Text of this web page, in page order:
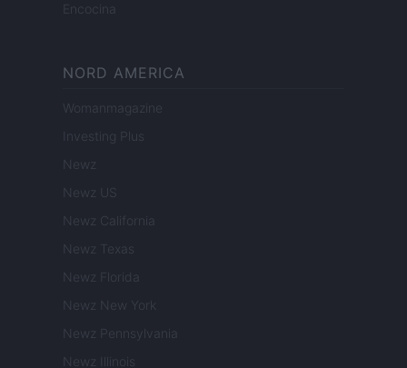
Encocina
NORD AMERICA
Womanmagazine
Investing Plus
Newz
Newz US
Newz California
Newz Texas
Newz Florida
Newz New York
Newz Pennsylvania
Newz Illinois